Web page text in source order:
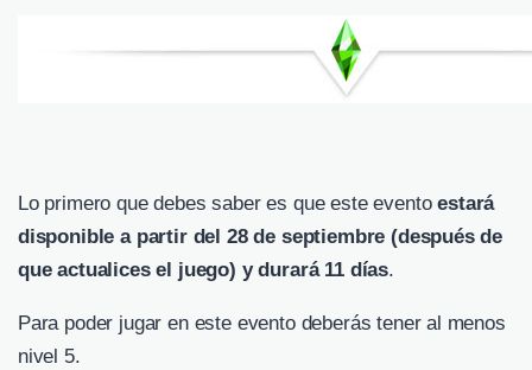
Lo primero que debes saber es que este eventoestará
disponible a partir del 28 de septiembre (después de
que actualices el juego) y durará 11 días.
Para poder jugar en este evento deberás tener al menos
nivel 5.